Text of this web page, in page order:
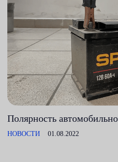
Полярность
НОВОСТИ 01.08.2022